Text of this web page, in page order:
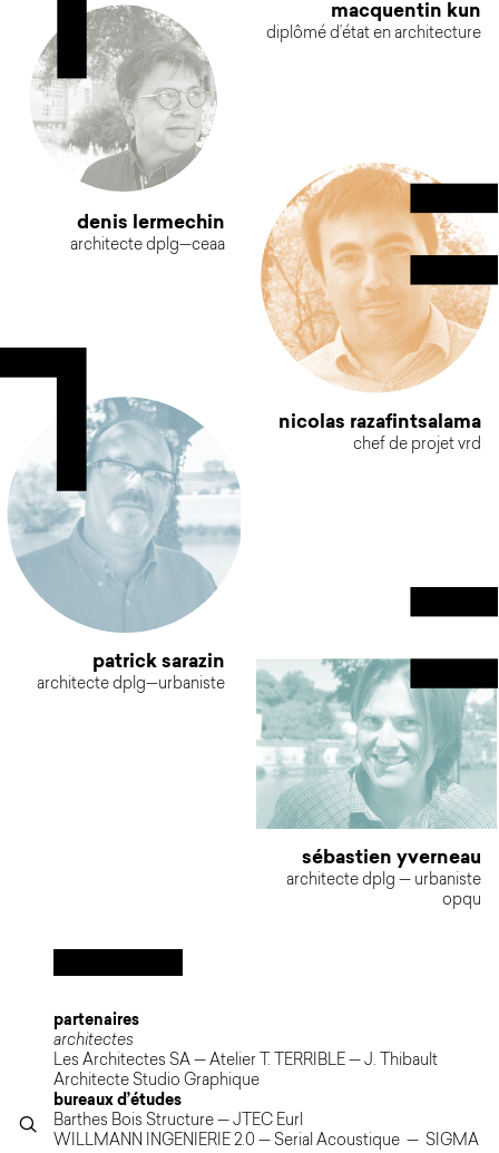
macquentin kun
diplômé d’état en architecture
denis lermechin
architecte dplg—ceaa
nicolas razafintsalama
chef de projet vrd
patrick sarazin
architecte dplg—urbaniste
sébastien yverneau
architecte dplg — urbaniste
opqu
partenaires
architectes
Les Architectes SA — Atelier T. TERRIBLE — J. Thibault
Architecte Studio Graphique
bureaux d’études
Barthes Bois Structure — JTEC Eurl
WILLMANN INGENIERIE 2.0 — Serial Acoustique — SIGMA
q